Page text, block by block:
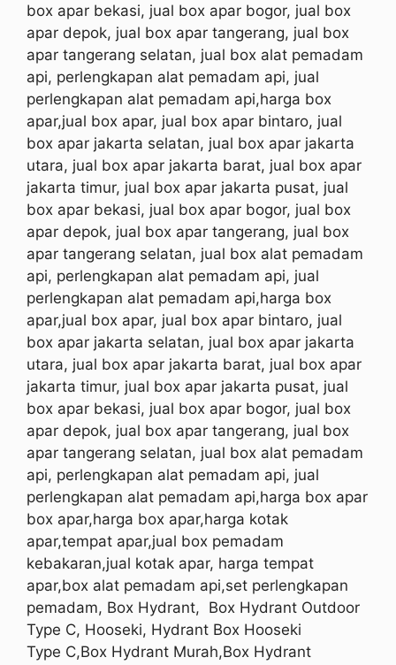
box apar bekasi, jual box apar bogor, jual box
apar depok, jual box apar tangerang, jual box
apar tangerang selatan, jual box alat pemadam
api, perlengkapan alat pemadam api, jual
perlengkapan alat pemadam api,harga box
apar,jual box apar, jual box apar bintaro, jual
box apar jakarta selatan, jual box apar jakarta
utara, jual box apar jakarta barat, jual box apar
jakarta timur, jual box apar jakarta pusat, jual
box apar bekasi, jual box apar bogor, jual box
apar depok, jual box apar tangerang, jual box
apar tangerang selatan, jual box alat pemadam
api, perlengkapan alat pemadam api, jual
perlengkapan alat pemadam api,harga box
apar,jual box apar, jual box apar bintaro, jual
box apar jakarta selatan, jual box apar jakarta
utara, jual box apar jakarta barat, jual box apar
jakarta timur, jual box apar jakarta pusat, jual
box apar bekasi, jual box apar bogor, jual box
apar depok, jual box apar tangerang, jual box
apar tangerang selatan, jual box alat pemadam
api, perlengkapan alat pemadam api, jual
perlengkapan alat pemadam api,harga box apar
box apar,harga box apar,harga kotak
apar,tempat apar,jual box pemadam
kebakaran,jual kotak apar, harga tempat
apar,box alat pemadam api,set perlengkapan
pemadam, Box Hydrant, Box Hydrant Outdoor
Type C, Hooseki, Hydrant Box Hooseki
Type C,Box Hydrant Murah,Box Hydrant